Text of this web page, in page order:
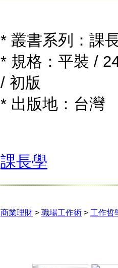
* 叢書系列：課
* 規格：平裝 /
/ 初版
* 出版地：台灣
課長學
商業理財 > 職場工作術 > 工作哲